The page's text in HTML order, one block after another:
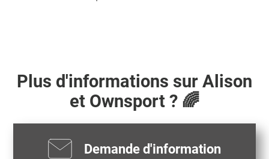
Plus d'informations sur Alison
et Ownsport ? 🌈
Demande d'information